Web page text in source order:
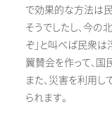
で効果的な方法は
そうでしたし、今の
ぞ」と叫べば民衆は
翼賛会を作って、国
また、災害を利用
られます。